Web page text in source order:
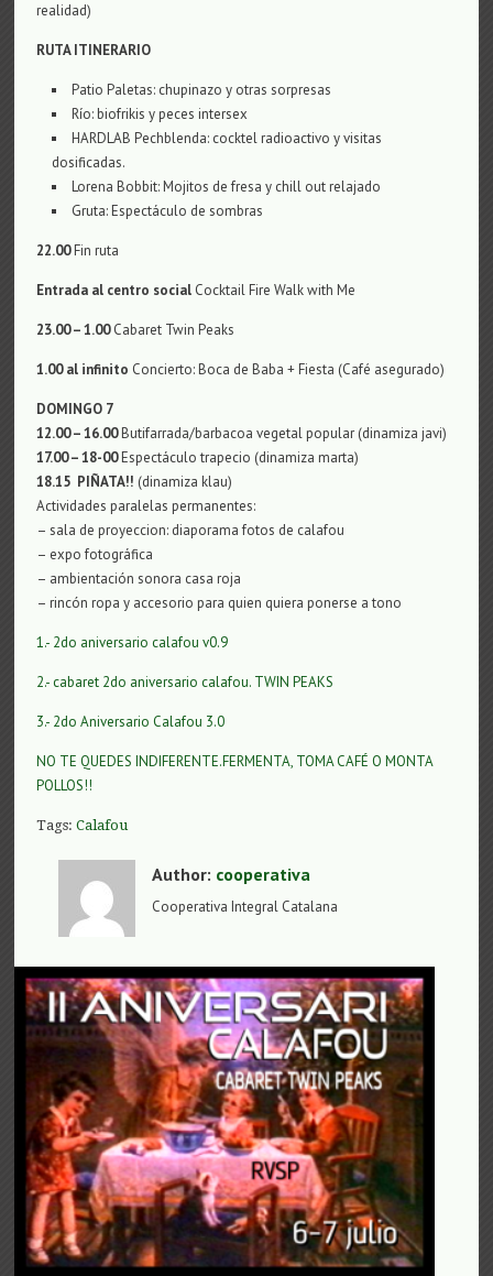
realidad)
RUTA ITINERARIO
Patio Paletas: chupinazo y otras sorpresas
Río: biofrikis y peces intersex
HARDLAB Pechblenda: cocktel radioactivo y visitas
dosificadas.
Lorena Bobbit: Mojitos de fresa y chill out relajado
Gruta: Espectáculo de sombras
22.00Fin ruta
Entrada al centro social Cocktail Fire Walk with Me
23.00 – 1.00Cabaret Twin Peaks
1.00 al infinito Concierto: Boca de Baba + Fiesta (Café asegurado)
DOMINGO 7
12.00 – 16.00Butifarrada/barbacoa vegetal popular (dinamiza javi)
17.00 – 18-00Espectáculo trapecio (dinamiza marta)
18.15 PIÑATA!! (dinamiza klau)
Actividades paralelas permanentes:
– sala de proyeccion: diaporama fotos de calafou
– expo fotográfica
– ambientación sonora casa roja
– rincón ropa y accesorio para quien quiera ponerse a tono
1.- 2do aniversario calafou v0.9
2.- cabaret 2do aniversario calafou. TWIN PEAKS
3.- 2do Aniversario Calafou 3.0
NO TE QUEDES INDIFERENTE.FERMENTA, TOMA CAFÉ O MONTA
POLLOS!!
Tags:Calafou
Author: cooperativa
Cooperativa Integral Catalana